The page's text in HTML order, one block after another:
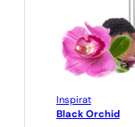
Inspirat
Black Orchid